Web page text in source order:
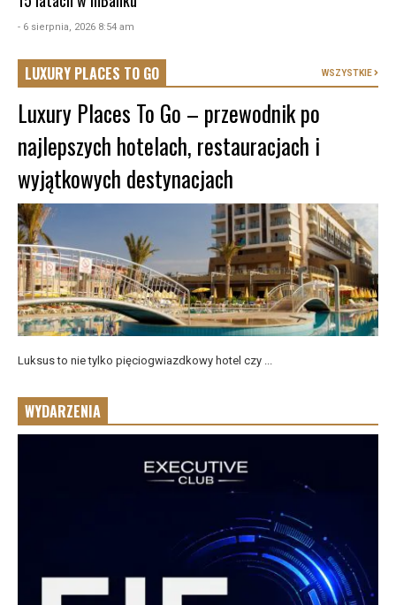
- 6 sierpnia, 2026 8:54 am
LUXURY PLACES TO GO WSZYSTKIE
Luxury Places To Go – przewodnik po
najlepszych hotelach, restauracjach i
wyjątkowych destynacjach
Luksus to nie tylko pięciogwiazdkowy hotel czy ...
WYDARZENIA